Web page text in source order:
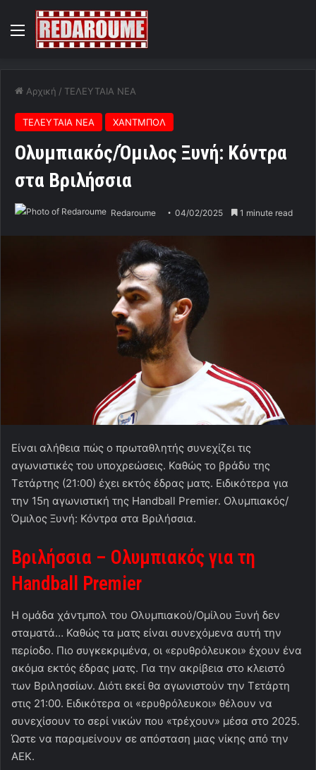
Menu
Αρχική / ΤΕΛΕΥΤΑΙΑ ΝΕΑ
ΤΕΛΕΥΤΑΙΑ ΝΕΑ ΧΑΝΤΜΠΟΛ
Ολυμπιακός/Όμιλος Ξυνή: Κόντρα
στα Βριλήσσια
Redaroume 04/02/2025 1 minute read
Είναι αλήθεια πώς ο πρωταθλητής συνεχίζει τις
αγωνιστικές του υποχρεώσεις. Καθώς το βράδυ της
Τετάρτης (21:00) έχει εκτός έδρας ματς. Ειδικότερα για
την 15η αγωνιστική της Handball Premier. Ολυμπιακός/
Όμιλος Ξυνή: Κόντρα στα Βριλήσσια.
Βριλήσσια – Ολυμπιακός για τη
Handball Premier
Η ομάδα χάντμπολ του Ολυμπιακού/Ομίλου Ξυνή δεν
σταματά… Καθώς τα ματς είναι συνεχόμενα αυτή την
περίοδο. Πιο συγκεκριμένα, οι «ερυθρόλευκοι» έχουν ένα
ακόμα εκτός έδρας ματς. Για την ακρίβεια στο κλειστό
των Βριλησσίων. Διότι εκεί θα αγωνιστούν την Τετάρτη
στις 21:00. Ειδικότερα οι «ερυθρόλευκοι» θέλουν να
συνεχίσουν το σερί νικών που «τρέχουν» μέσα στο 2025.
Ώστε να παραμείνουν σε απόσταση μιας νίκης από την
ΑΕΚ.